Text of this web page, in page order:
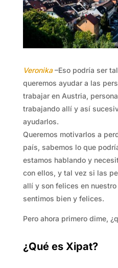
Veronika –Eso podría ser
queremos ayudar a las
trabajar en Austria,
trabajando allí y así
ayudarlos.
Queremos motivarlos a
país, sabemos lo que
estamos hablando y
con ellos, y tal vez si las
allí y son felices en
sentimos bien y felices.
Pero ahora primero dime,
¿Qué es Xipat?